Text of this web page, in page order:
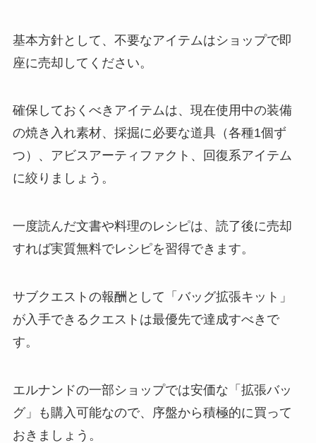
基本方針として、不要なアイテムはショップで即
座に売却してください。
確保しておくべきアイテムは、現在使用中の装備
の焼き入れ素材、採掘に必要な道具（各種1個ず
つ）、アビスアーティファクト、回復系アイテム
に絞りましょう。
一度読んだ文書や料理のレシピは、読了後に売却
すれば実質無料でレシピを習得できます。
サブクエストの報酬として「バッグ拡張キット」
が入手できるクエストは最優先で達成すべきで
す。
エルナンドの一部ショップでは安価な「拡張バッ
グ」も購入可能なので、序盤から積極的に買って
おきましょう。